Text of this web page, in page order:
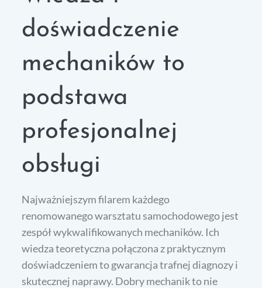
doświadczenie
mechaników to
podstawa
profesjonalnej
obsługi
Najważniejszym filarem każdego
renomowanego warsztatu samochodowego jest
zespół wykwalifikowanych mechaników. Ich
wiedza teoretyczna połączona z praktycznym
doświadczeniem to gwarancja trafnej diagnozy i
skutecznej naprawy. Dobry mechanik to nie